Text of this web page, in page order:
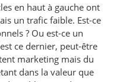
en haut à gauche ont
un trafic faible. Est-ce
? Ou est-ce un
ce dernier, peut-être
marketing mais du
dans la valeur que